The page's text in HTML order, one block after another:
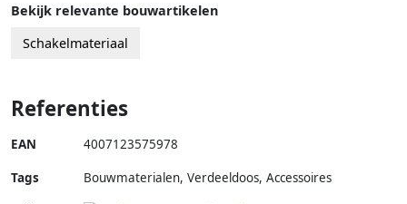
Bekijk relevante bouwartikelen
Schakelmateriaal
Referenties
EAN 4007123575978
Tags
Bouwmaterialen, Verdeeldoos, Accessoires